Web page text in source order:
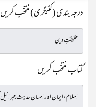
درجہ بندی (کٹیگری) منتخب کریں
کتاب منتخب کریں